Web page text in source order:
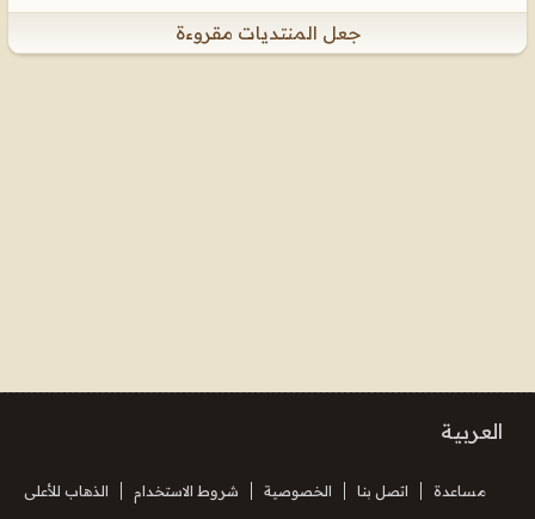
جعل المنتديات مقروءة
العربية
مساعدة اتصل بنا الخصوصية شروط الاستخدام الذهاب للأعلى